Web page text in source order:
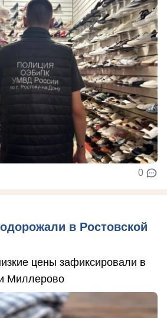
0
в Ростовской
цены зафиксировали в
Миллерово